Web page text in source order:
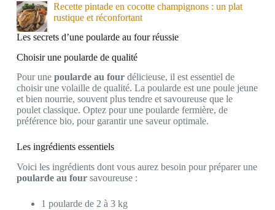
Recette pintade en cocotte champignons : un plat
rustique et réconfortant
Les secrets d’une poularde au four réussie
Choisir une poularde de qualité
Pour une poularde au fourdélicieuse, il est essentiel de
choisir une volaille de qualité. La poularde est une poule jeune
et bien nourrie, souvent plus tendre et savoureuse que le
poulet classique. Optez pour une poularde fermière, de
préférence bio, pour garantir une saveur optimale.
Les ingrédients essentiels
Voici les ingrédients dont vous aurez besoin pour préparer une
poularde au foursavoureuse :
1 poularde de 2 à 3 kg